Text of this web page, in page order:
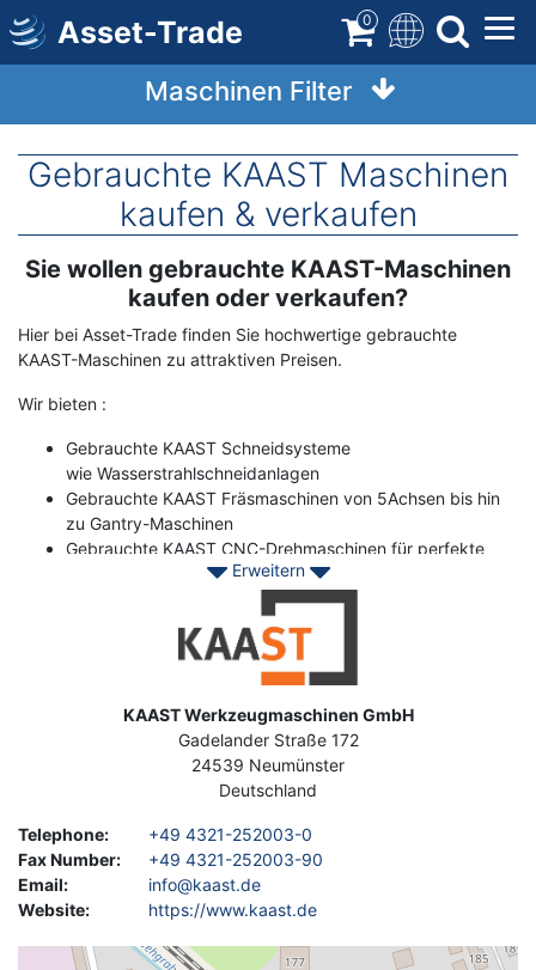
Direkt
zum
Inhalt
Asset-Trade 0
Maschinen Filter
Gebrauchte KAAST Maschinen
kaufen & verkaufen
Term
Sie wollen gebrauchte KAAST-Maschinen
kaufen oder verkaufen?
Hier bei Asset-Trade finden Sie hochwertige gebrauchte
KAAST-Maschinen zu attraktiven Preisen.
Wir bieten :
Gebrauchte KAAST Schneidsysteme
wie Wasserstrahlschneidanlagen
Gebrauchte KAAST Fräsmaschinen von 5Achsen bis hin
zu Gantry-Maschinen
Gebrauchte KAAST CNC-Drehmaschinen für perfekte
Gebräuchliche Erodier-, Bohr-, Schleif- &
Blechbearbeitungsmaschinen.
Kontaktieren Sie Asset-Trade noch heute, um Ihre günstigen
Erweitern
KAAST Werkzeugmaschinen GmbH
Gadelander Straße 172
24539 Neumünster
Deutschland
Telephone:
+49 4321-252003-0
Fax Number:
+49 4321-252003-90
Email:
info@kaast.de
Website: https://www.kaast.de
Geolocation